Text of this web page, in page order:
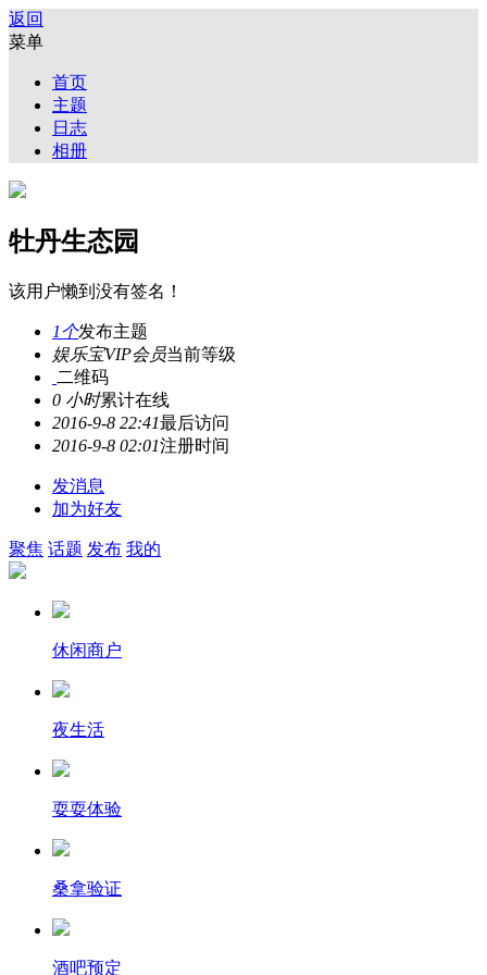
返回
菜单
首页
主题
日志
相册
牡丹生态园
该用户懒到没有签名！
1个发布主题
娱乐宝VIP会员当前等级
二维码
0 小时累计在线
2016-9-8 22:41最后访问
2016-9-8 02:01注册时间
发消息
加为好友
聚焦 话题 发布 我的
休闲商户
夜生活
耍耍体验
桑拿验证
酒吧预定